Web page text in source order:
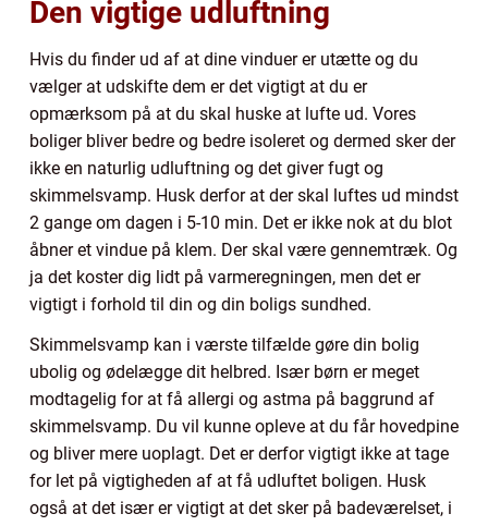
Den vigtige udluftning
Hvis du finder ud af at dine vinduer er utætte og du
vælger at udskifte dem er det vigtigt at du er
opmærksom på at du skal huske at lufte ud. Vores
boliger bliver bedre og bedre isoleret og dermed sker der
ikke en naturlig udluftning og det giver fugt og
skimmelsvamp. Husk derfor at der skal luftes ud mindst
2 gange om dagen i 5-10 min. Det er ikke nok at du blot
åbner et vindue på klem. Der skal være gennemtræk. Og
ja det koster dig lidt på varmeregningen, men det er
vigtigt i forhold til din og din boligs sundhed.
Skimmelsvamp kan i værste tilfælde gøre din bolig
ubolig og ødelægge dit helbred. Især børn er meget
modtagelig for at få allergi og astma på baggrund af
skimmelsvamp. Du vil kunne opleve at du får hovedpine
og bliver mere uoplagt. Det er derfor vigtigt ikke at tage
for let på vigtigheden af at få udluftet boligen. Husk
også at det især er vigtigt at det sker på badeværelset, i